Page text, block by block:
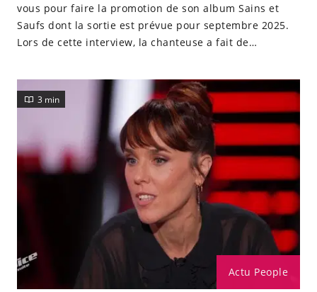
vous pour faire la promotion de son album Sains et
Saufs dont la sortie est prévue pour septembre 2025.
Lors de cette interview, la chanteuse a fait de
a été victime.
Actu People
3 min